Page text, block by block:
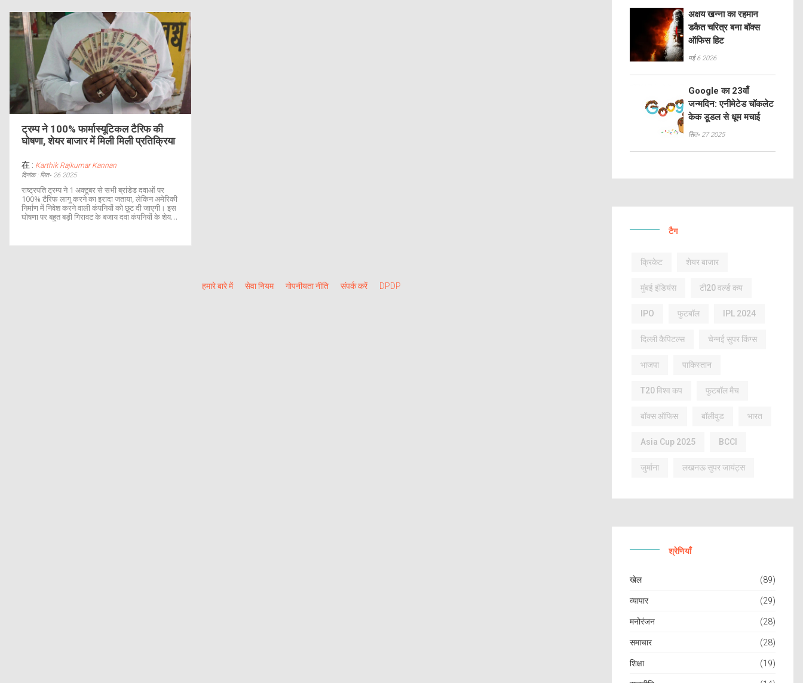
ट्रम्प ने 100% फार्मास्यूटिकल टैरिफ की
घोषणा, शेयर बाजार में मिली मिली प्रतिक्रिया
在 : Karthik Rajkumar Kannan
दिनांक : सित॰ 26 2025
राष्ट्रपति ट्रम्प ने 1 अक्टूबर से सभी ब्रांडेड दवाओं पर
100% टैरिफ लागू करने का इरादा जताया, लेकिन अमेरिकी
निर्माण में निवेश करने वाली कंपनियों को छूट दी जाएगी। इस
घोषणा पर बहुत बड़ी गिरावट के बजाय दवा कंपनियों के शेयरों
लेकर अनिश्चितता बनी है। दीर्घकालिक प्रभाव अभी स्पष्ट
हमारे बारे में सेवा नियम गोपनीयता नीति संपर्क करें DPDP
अक्षय खन्ना का रहमान
डकैत चरित्र बना बॉक्स
ऑफिस हिट
मई 6 2026
Google का 23वाँ
जन्मदिन: एनीमेटेड चॉकलेट
केक डूडल से धूम मचाई
सित॰ 27 2025
टैग
क्रिकेट शेयर बाजार
मुंबई इंडियंस टी20 वर्ल्ड कप
IPO फुटबॉल IPL 2024
दिल्ली कैपिटल्स चेन्नई सुपर किंग्स
भाजपा पाकिस्तान
T20 विश्व कप फुटबॉल मैच
बॉक्स ऑफिस बॉलीवुड भारत
Asia Cup 2025 BCCI
जुर्माना लखनऊ सुपर जायंट्स
श्रेणियाँ
खेल (89)
व्यापार (29)
मनोरंजन (28)
समाचार (28)
शिक्षा (19)